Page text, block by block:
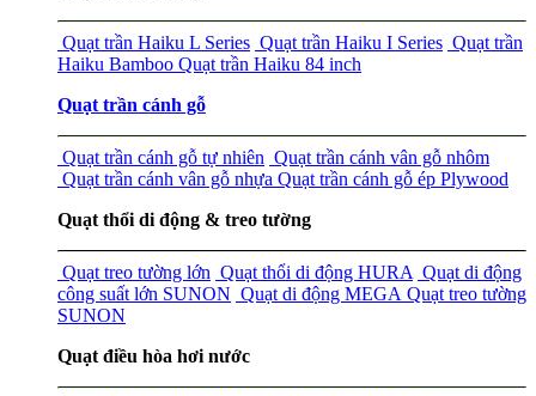
Quạt trần Haiku L Series Quạt trần Haiku I Series Quạt trần
Haiku Bamboo Quạt trần Haiku 84 inch
Quạt trần cánh gỗ
Quạt trần cánh gỗ tự nhiên Quạt trần cánh vân gỗ nhôm
Quạt trần cánh vân gỗ nhựa Quạt trần cánh gỗ ép Plywood
Quạt thổi di động & treo tường
Quạt treo tường lớn Quạt thổi di động HURA Quạt di động
công suất lớn SUNON Quạt di động MEGA Quạt treo tường
SUNON
Quạt điều hòa hơi nước